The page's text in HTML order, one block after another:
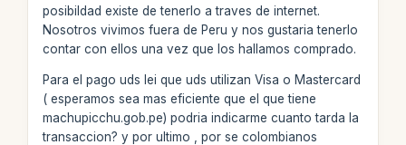
posibildad existe de tenerlo a traves de internet.
Nosotros vivimos fuera de Peru y nos gustaria tenerlo
contar con ellos una vez que los hallamos comprado.
Para el pago uds lei que uds utilizan Visa o Mastercard
( esperamos sea mas eficiente que el que tiene
machupicchu.gob.pe) podria indicarme cuanto tarda la
transaccion? y por ultimo , por se colombianos